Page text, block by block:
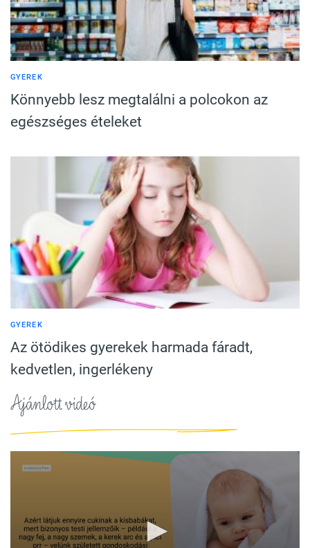
GYEREK
Könnyebb lesz megtalálni a polcokon az
egészséges ételeket
GYEREK
Az ötödikes gyerekek harmada fáradt,
kedvetlen, ingerlékeny
Ajánlott videó